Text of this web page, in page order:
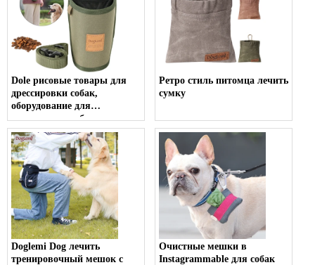
Dole рисовые товары для
дрессировки собак,
оборудование для
дрессировки собак, поясная
сумка, сумка для собак,
сумка для домашних
животных, сумка для
прогулок, сумка для еды,
сумка для закусок
Ретро стиль питомца лечить
сумку
Doglemi Dog лечить
тренировочный мешок с
Очистные мешки в
Instagrammable для собак